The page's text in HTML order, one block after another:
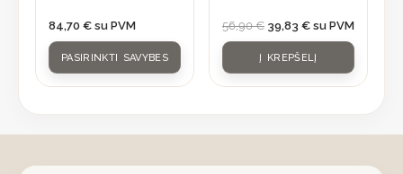
84,70 € su PVM
PASIRINKTI SAVYBES
chosen
on
the
product
56,90€ 39,83 € su PVM
Į KREPŠELĮ